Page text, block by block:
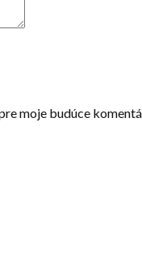
moje budúce